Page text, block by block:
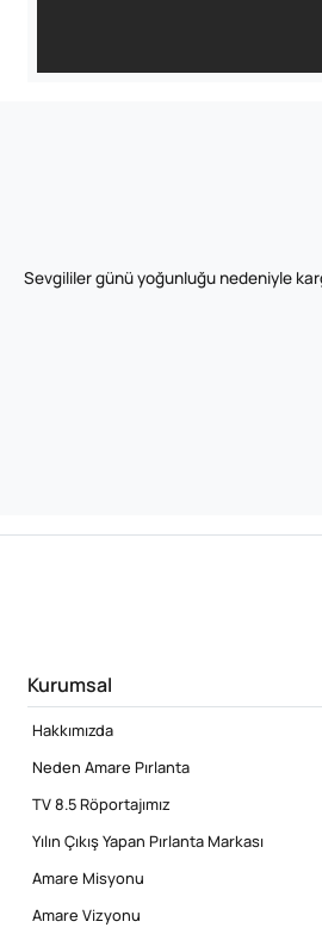
Sevgililer günü yoğunluğu nedeniyle
Kurumsal
Hakkımızda
Neden Amare Pırlanta
TV 8.5 Röportajımız
Yılın Çıkış Yapan Pırlanta Markası
Amare Misyonu
Amare Vizyonu